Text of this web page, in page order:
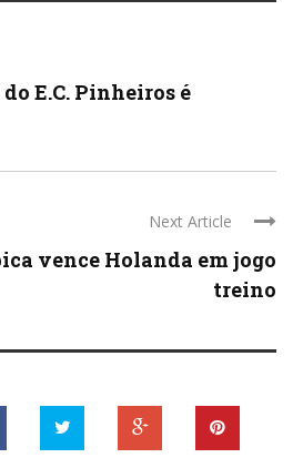
E.C. Pinheiros é
Next Article
vence Holanda em jogo
treino